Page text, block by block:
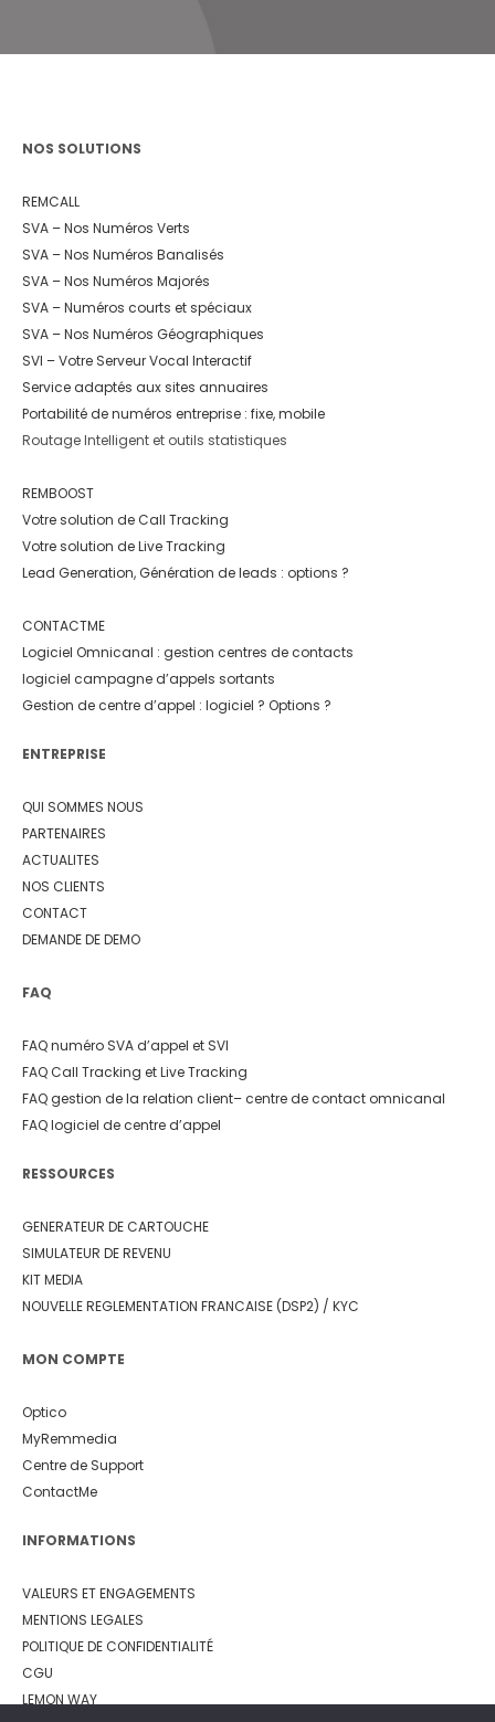
NOS SOLUTIONS
REMCALL
SVA – Nos Numéros Verts
SVA – Nos Numéros Banalisés
SVA – Nos Numéros Majorés
SVA – Numéros courts et spéciaux
SVA – Nos Numéros Géographiques
SVI – Votre Serveur Vocal Interactif
Service adaptés aux sites annuaires
Portabilité de numéros entreprise : fixe, mobile
Routage Intelligent et outils statistiques
REMBOOST
Votre solution de Call Tracking
Votre solution de Live Tracking
Lead Generation, Génération de leads : options ?
CONTACTME
Logiciel Omnicanal : gestion centres de contacts
logiciel campagne d’appels sortants
Gestion de centre d’appel : logiciel ? Options ?
ENTREPRISE
QUI SOMMES NOUS
PARTENAIRES
ACTUALITES
NOS CLIENTS
CONTACT
DEMANDE DE DEMO
FAQ
FAQ numéro SVA d’appel et SVI
FAQ Call Tracking et Live Tracking
FAQ gestion de la relation client– centre de contact omnicanal
FAQ logiciel de centre d’appel
RESSOURCES
GENERATEUR DE CARTOUCHE
SIMULATEUR DE REVENU
KIT MEDIA
NOUVELLE REGLEMENTATION FRANCAISE (DSP2) / KYC
MON COMPTE
Optico
MyRemmedia
Centre de Support
ContactMe
INFORMATIONS
VALEURS ET ENGAGEMENTS
MENTIONS LEGALES
POLITIQUE DE CONFIDENTIALITÉ
CGU
LEMON WAY